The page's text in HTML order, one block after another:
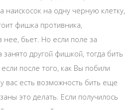
наискосок на одну черную клетку,
фишка противника,
нее, бьет. Но если поле за
другой фишкой, тогда бить
после того, как Вы побили
вас есть возможность бить еще
это делать. Если получилось